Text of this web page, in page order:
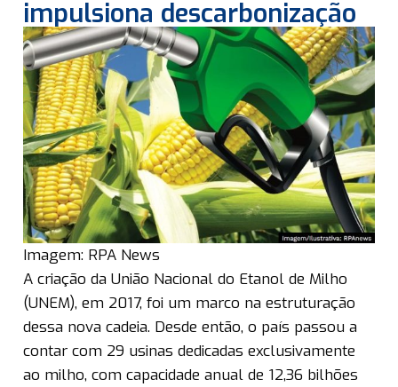
impulsiona descarbonização
Imagem: RPA News
A criação da União Nacional do Etanol de Milho
(UNEM), em 2017, foi um marco na estruturação
dessa nova cadeia. Desde então, o país passou a
contar com 29 usinas dedicadas exclusivamente
ao milho, com capacidade anual de 12,36 bilhões